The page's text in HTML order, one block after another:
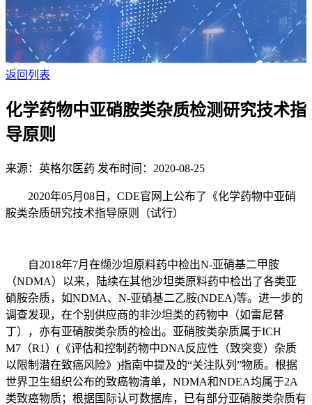
返回列表
化学药物中亚硝胺类杂质检测研究技术指
导原则
来源：英格尔医药 发布时间：2020-08-25
2020年05月08日，CDE官网上公布了《化学药物中亚硝
胺类杂质研究技术指导原则（试行）
自2018年7月在缬沙坦原料药中检出N-亚硝基二甲胺
（NDMA）以来，陆续在其他沙坦类原料药中检出了各类亚
硝胺杂质，如NDMA、N-亚硝基二乙胺(NDEA)等。进一步的
调查发现，在个别供应商的非沙坦类的药物中（如雷尼替
丁），亦有亚硝胺类杂质的检出。亚硝胺类杂质属于ICH
M7（R1）(《评估和控制药物中DNA反应性（致突变）杂质
以限制潜在致癌风险》)指南中提及的“关注队列”物质。根据
世界卫生组织公布的致癌物清单，NDMA和NDEA均属于2A
类致癌物质；根据国际认可数据库，已有部分亚硝胺类杂质有